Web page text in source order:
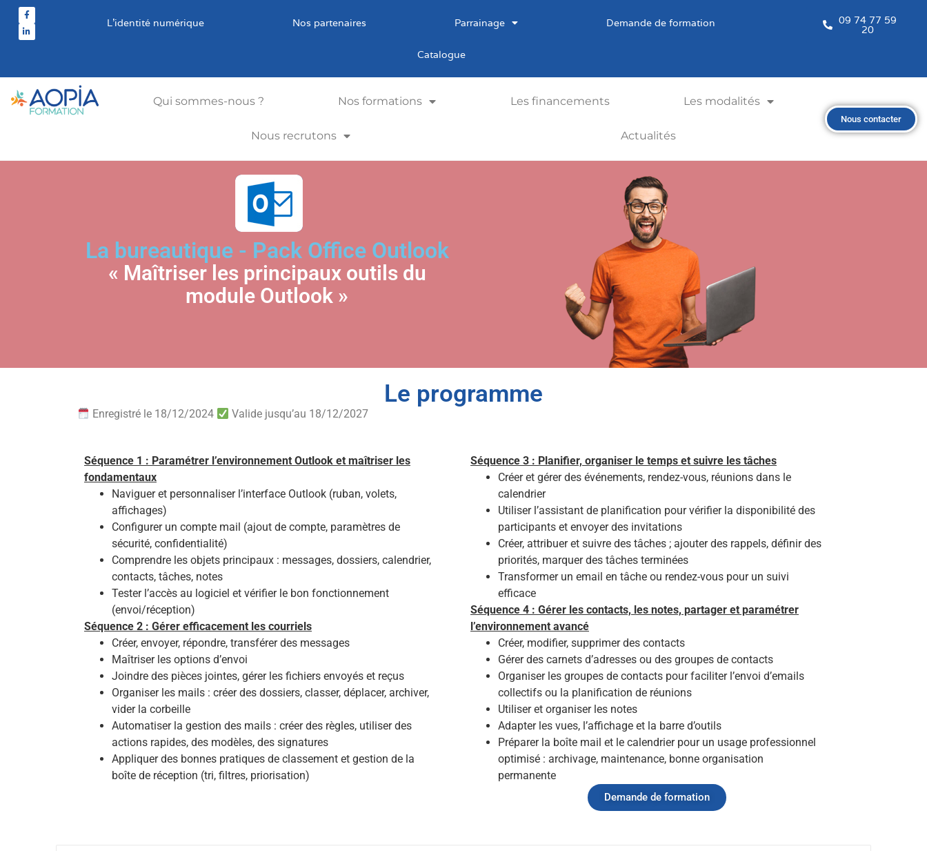
L’identité numérique Nos partenaires Parrainage Demande de formation
Catalogue
09 74 77 59
20
Qui sommes-nous ? Nos formations Les financements Les modalités
Nous recrutons Actualités
Nous contacter
La bureautique - Pack Office Outlook
« Maîtriser les principaux outils du
module Outlook »
Le programme
Enregistré le 18/12/2024 Valide jusqu’au 18/12/2027
Séquence 1 : Paramétrer l’environnement Outlook et maîtriser les
fondamentaux
Naviguer et personnaliser l’interface Outlook (ruban, volets,
affichages)
Configurer un compte mail (ajout de compte, paramètres de
sécurité, confidentialité)
Comprendre les objets principaux : messages, dossiers, calendrier,
contacts, tâches, notes
Tester l’accès au logiciel et vérifier le bon fonctionnement
(envoi/réception)
Séquence 2 : Gérer efficacement les courriels
Créer, envoyer, répondre, transférer des messages
Maîtriser les options d’envoi
Joindre des pièces jointes, gérer les fichiers envoyés et reçus
Organiser les mails : créer des dossiers, classer, déplacer, archiver,
vider la corbeille
Automatiser la gestion des mails : créer des règles, utiliser des
actions rapides, des modèles, des signatures
Appliquer des bonnes pratiques de classement et gestion de la
boîte de réception (tri, filtres, priorisation)
Séquence 3 : Planifier, organiser le temps et suivre les tâches
Créer et gérer des événements, rendez-vous, réunions dans le
calendrier
Utiliser l’assistant de planification pour vérifier la disponibilité des
participants et envoyer des invitations
Créer, attribuer et suivre des tâches ; ajouter des rappels, définir des
priorités, marquer des tâches terminées
Transformer un email en tâche ou rendez-vous pour un suivi
efficace
Séquence 4 : Gérer les contacts, les notes, partager et paramétrer
l’environnement avancé
Créer, modifier, supprimer des contacts
Gérer des carnets d’adresses ou des groupes de contacts
Organiser les groupes de contacts pour faciliter l’envoi d’emails
collectifs ou la planification de réunions
Utiliser et organiser les notes
Adapter les vues, l’affichage et la barre d’outils
Préparer la boîte mail et le calendrier pour un usage professionnel
optimisé : archivage, maintenance, bonne organisation
permanente
Demande de formation